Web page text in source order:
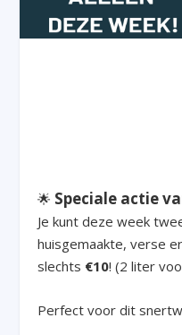
🌟 Speciale actie
Je kunt deze week
huisgemaakte, verse
slechts €10! (2 liter
Perfect voor dit